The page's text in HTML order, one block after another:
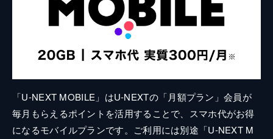
「U-NEXT MOBILE」はU-NEXTの「月額プラン」会員が
毎月もらえるポイントを活用することで、スマホ代がお得
になるモバイルプランです。ご利用には別途「U-NEXT M